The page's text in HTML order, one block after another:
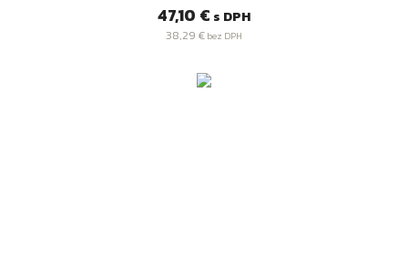
Cena
47,10 € s DPH
38,29 € bez DPH